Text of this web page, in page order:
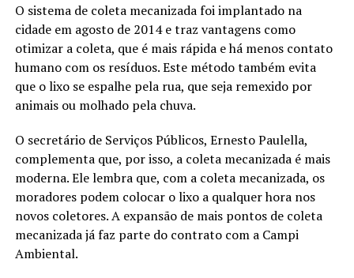
O sistema de coleta mecanizada foi implantado na
cidade em agosto de 2014 e traz vantagens como
otimizar a coleta, que é mais rápida e há menos contato
humano com os resíduos. Este método também evita
que o lixo se espalhe pela rua, que seja remexido por
animais ou molhado pela chuva.
O secretário de Serviços Públicos, Ernesto Paulella,
complementa que, por isso, a coleta mecanizada é mais
moderna. Ele lembra que, com a coleta mecanizada, os
moradores podem colocar o lixo a qualquer hora nos
novos coletores. A expansão de mais pontos de coleta
mecanizada já faz parte do contrato com a Campi
Ambiental.